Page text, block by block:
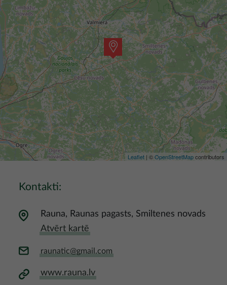
Leaflet | ©OpenStreetMapcontributors
Kontakti:
Rauna, Raunas pagasts, Smiltenes novads
Atvērt kartē
raunatic@gmail.com
www.rauna.lv